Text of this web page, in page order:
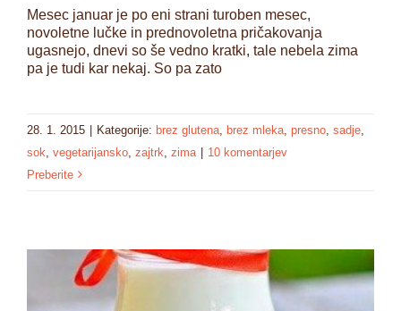
Mesec januar je po eni strani turoben mesec,
novoletne lučke in prednovoletna pričakovanja
ugasnejo, dnevi so še vedno kratki, tale nebela zima
pa je tudi kar nekaj. So pa zato
28. 1. 2015 Kategorije: brez glutena brez mleka presno sadje
sok vegetarijansko zajtrk zima
10 komentarjev
Preberite